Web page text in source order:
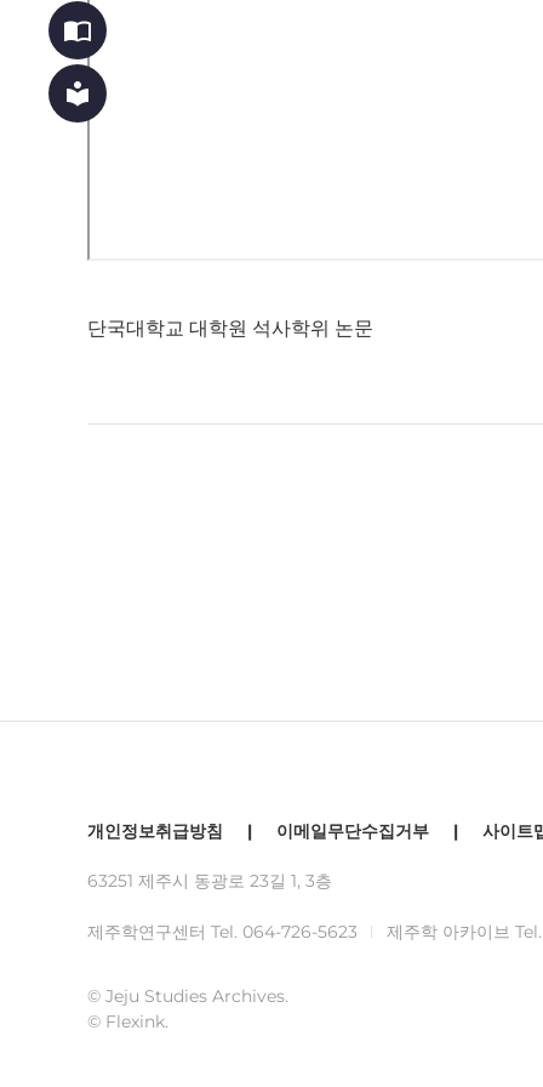
import_contacts
local_library
단국대학교 대학원 석사학위 논문
개인정보취급방침 | 이메일무단수집거부 | 사이트
63251 제주시 동광로 23길 1, 3층
제주학연구센터 Tel. 064-726-5623 제주학 아카이브 Tel.
© Jeju Studies Archives.
© Flexink.